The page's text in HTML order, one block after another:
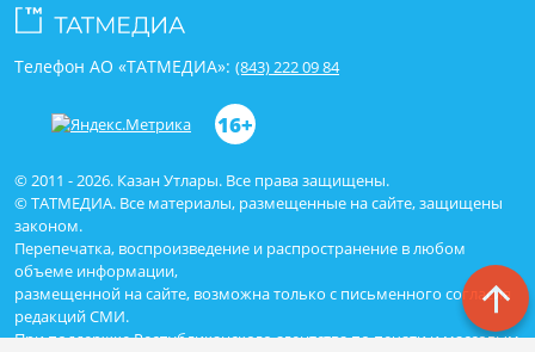
© 2011 - 2026. Казан Утлары. Все права защищены.
© ТАТМЕДИА. Все материалы, размещенные на сайте, защищены
законом.
Перепечатка, воспроизведение и распространение в любом
объеме информации,
размещенной на сайте, возможна только с письменного согласия
редакций СМИ.
При поддержке Республиканского агентства по печати и массовым
Телефон АО «ТАТМЕДИА»: (843) 222 09 84
16+